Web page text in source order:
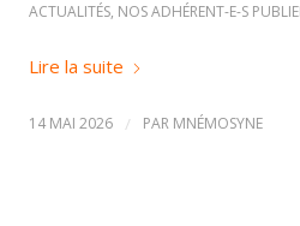
ACTUALITÉS, NOS ADHÉRENT-E-S
Lire la suite
14 MAI 2026 / PAR MNÉMOSYNE